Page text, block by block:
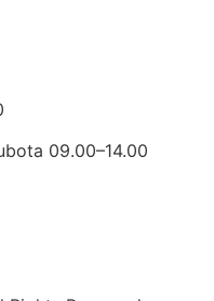
09.00–14.00